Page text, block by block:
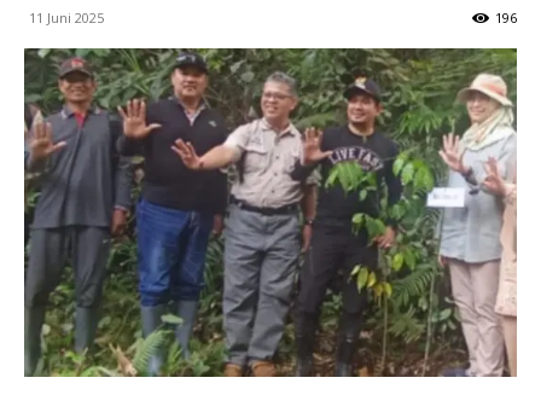
11 Juni 2025 196